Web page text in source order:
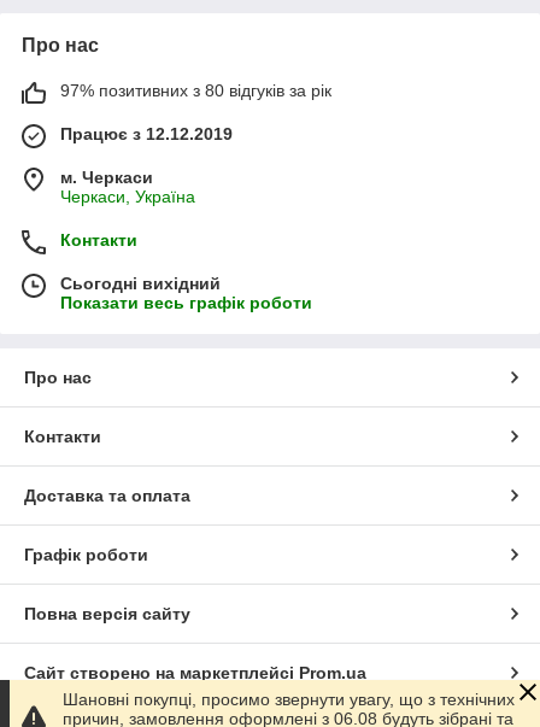
Про нас
97% позитивних з 80 відгуків за рік
Працює з 12.12.2019
м. Черкаси
Черкаси, Україна
Контакти
Сьогодні вихідний
Показати весь графік роботи
Про нас
Контакти
Доставка та оплата
Графік роботи
Повна версія сайту
Сайт створено на маркетплейсі Prom.ua
Шановні покупці, просимо звернути увагу, що з технічних
причин, замовлення оформлені з 06.08 будуть зібрані та